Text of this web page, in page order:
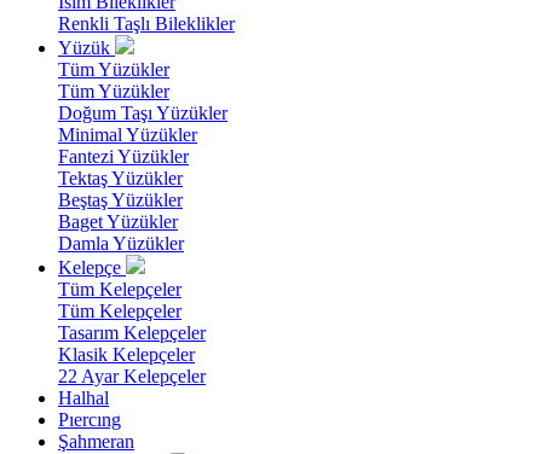
Renkli Taşlı Bileklikler
Yüzük
Tüm Yüzükler
Tüm Yüzükler
Doğum Taşı Yüzükler
Minimal Yüzükler
Fantezi Yüzükler
Tektaş Yüzükler
Beştaş Yüzükler
Baget Yüzükler
Damla Yüzükler
Kelepçe
Tüm Kelepçeler
Tüm Kelepçeler
Tasarım Kelepçeler
Klasik Kelepçeler
22 Ayar Kelepçeler
Halhal
Pıercıng
Şahmeran